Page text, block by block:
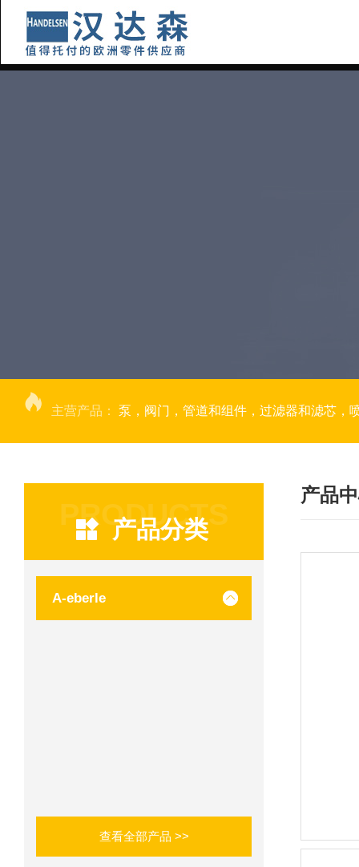
主营产品： 泵，阀门，管道和组件，过滤器和滤芯，
PRODUCTS
产品分类
A-eberle
查看全部产品 >>
产品